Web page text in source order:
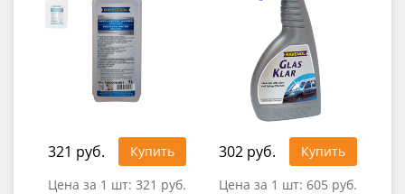
321 руб.
Купить
Цена за 1 шт: 321 руб.
302 руб.
Купить
Цена за 1 шт: 605 руб.